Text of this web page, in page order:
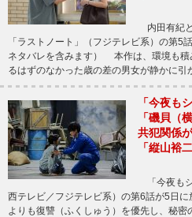
内田有紀
「ラストノート」（フジテレビ系）の第5
ネタバレを含みます） 本作は、環境も積
るはずのなかった歳の差の男女が静かに引
「今夜も
「磯貝（
共犯関係
「縦山裕
「今夜も
西テレビ／フジテレビ系）の第6話が5日
よりも復讐（ふくしゅう）を優先し、秘